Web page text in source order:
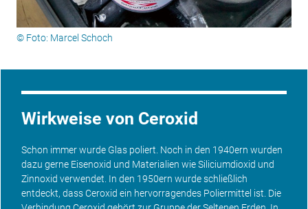
© Foto: Marcel Schoch
Wirkweise von Ceroxid
Schon immer wurde Glas poliert. Noch in den 1940ern wurden
dazu gerne Eisenoxid und Materialien wie Siliciumdioxid und
Zinnoxid verwendet. In den 1950ern wurde schließlich
entdeckt, dass Ceroxid ein hervorragendes Poliermittel ist. Die